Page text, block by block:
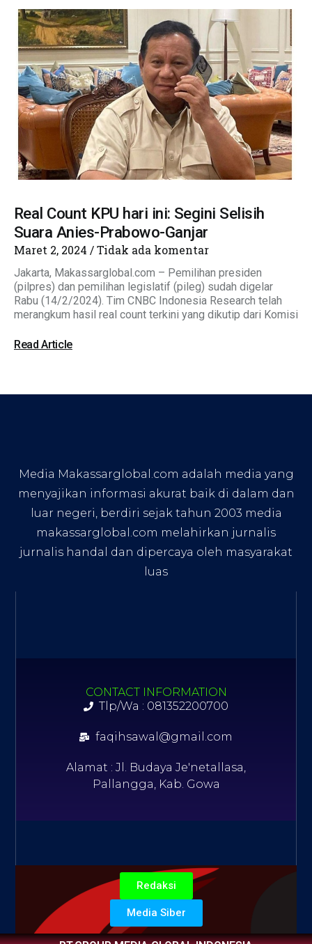
Real Count KPU hari ini: Segini Selisih
Suara Anies-Prabowo-Ganjar
Maret 2, 2024 Tidak ada komentar
Jakarta, Makassarglobal.com – Pemilihan presiden
(pilpres) dan pemilihan legislatif (pileg) sudah digelar
Rabu (14/2/2024). Tim CNBC Indonesia Research telah
merangkum hasil real count terkini yang dikutip dari Komisi
Read Article
Media Makassarglobal.com adalah media yang
menyajikan informasi akurat baik di dalam dan
luar negeri, berdiri sejak tahun 2003 media
makassarglobal.com melahirkan jurnalis
jurnalis handal dan dipercaya oleh masyarakat
luas
CONTACT INFORMATION
Tlp/Wa : 081352200700
faqihsawal@gmail.com
Alamat : Jl. Budaya Je'netallasa,
Pallangga, Kab. Gowa
Redaksi
Media Siber